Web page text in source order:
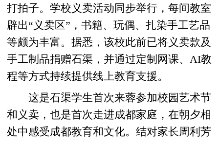
打拍子。学校义卖活动同步举行，每间教室
辟出“义卖区”，书籍、玩偶、扎染手工艺品
等颇为丰富。据悉，该校此前已将义卖款及
手工制品捐赠石渠，并通过定制网课、AI教
程等方式持续提供线上教育支援。
这是石渠学生首次来蓉参加校园艺术节
和义卖，也是首次走进成都家庭，在朝夕相
处中感受成都教育和文化。结对家长周利芳